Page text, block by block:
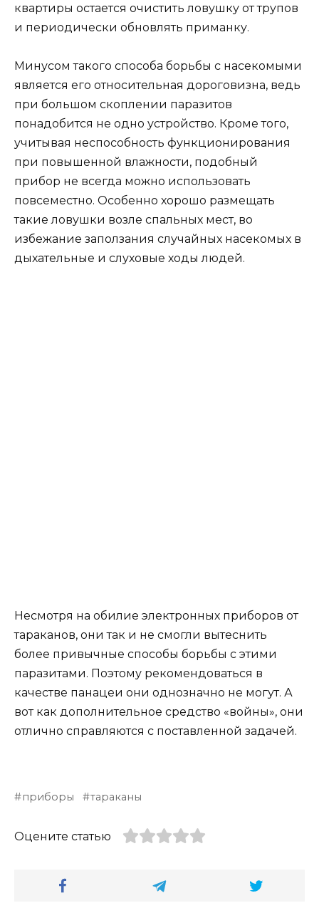
квартиры остается очистить ловушку от трупов
и периодически обновлять приманку.
Минусом такого способа борьбы с насекомыми
является его относительная дороговизна, ведь
при большом скоплении паразитов
понадобится не одно устройство. Кроме того,
учитывая неспособность функционирования
при повышенной влажности, подобный
прибор не всегда можно использовать
повсеместно. Особенно хорошо размещать
такие ловушки возле спальных мест, во
избежание заползания случайных насекомых в
дыхательные и слуховые ходы людей.
Несмотря на обилие электронных приборов от
тараканов, они так и не смогли вытеснить
более привычные способы борьбы с этими
паразитами. Поэтому рекомендоваться в
качестве панацеи они однозначно не могут. А
вот как дополнительное средство «войны», они
отлично справляются с поставленной задачей.
приборы тараканы
Оцените статью